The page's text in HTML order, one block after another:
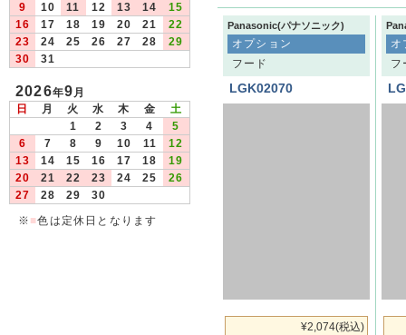
Panasonic(パナソニック)
オプション
フード
LGK02070
¥2,074(税込)
オ
フ
9
10 11 12 13 14
15
16
17 18 19 20 21
22
23
24 25 26 27 28
29
30
31
2026年9月
日
月 火 水 木 金
土
1
2 3 4
5
6
7 8 9 10 11
12
13
14 15 16 17 18
19
20
21 22 23 24 25
26
27
28 29
30
※ ■色は定休日となります